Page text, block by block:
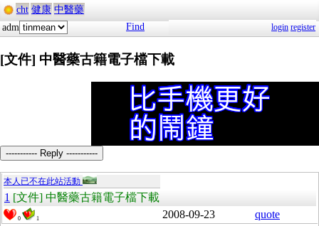
cht 健康 中醫藥
adm
Find login register
[文件] 中醫藥古籍電子檔下載
----------- Reply -----------
本人已不在此站活動
1 [文件] 中醫藥古籍電子檔下載
0 1 2008-09-23 quote